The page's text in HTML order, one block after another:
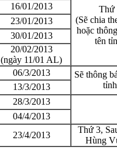
Thứ
(Sẽ chia
hoặc
tên
16/01/2013
23/01/2013
30/01/2013
20/02/2013
(ngày 11/01 AL)
06/3/2013
Sẽ thông
tỉnh
13/3/2013
28/3/2013
04/4/2013
23/4/2013
Thứ 3,
Hùng